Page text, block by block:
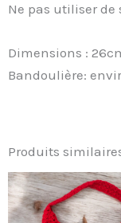
Ne pas utiliser de
Dimensions :
Bandoulière:
Produits